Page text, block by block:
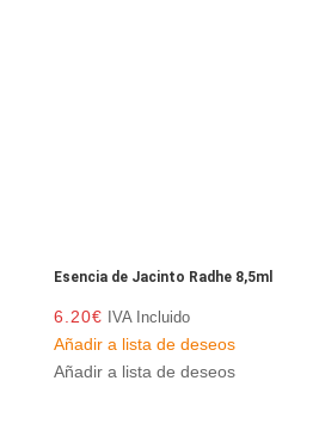
Esencia de Jacinto Radhe 8,5ml
6.20€ IVA Incluido
Añadir a lista de deseos
Añadir a lista de deseos